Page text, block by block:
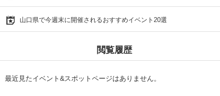
山口県で今週末に開催されるおすすめイベント20選
閲覧履歴
最近見たイベント&スポットページはありません。